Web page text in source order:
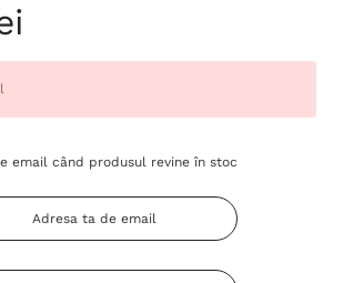
email când produsul revine în stoc